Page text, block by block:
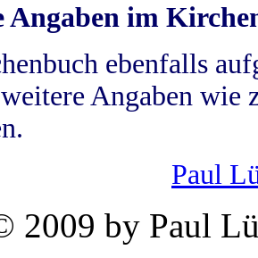
Angaben im
ebenfalls
Angaben wie
Paul
2009 by Paul